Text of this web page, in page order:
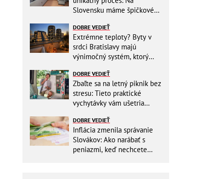
Slovensku máme špičkové
DOBRE VEDIEŤ
Extrémne teploty? Byty v
srdci Bratislavy majú
výnimočný systém, ktorý
DOBRE VEDIEŤ
Zbaľte sa na letný piknik bez
stresu: Tieto praktické
vychytávky vám ušetria
DOBRE VEDIEŤ
Inflácia zmenila správanie
Slovákov: Ako narábať s
peniazmi, keď nechcete